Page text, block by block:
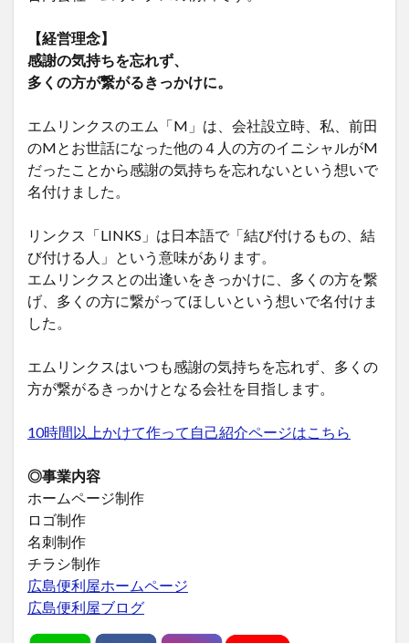
【経営理念】
感謝の気持ちを忘れず、
多くの方が繋がるきっかけに。
エムリンクスのエム「M」は、会社設立時、私、前田
のMとお世話になった他の４人の方のイニシャルがM
だったことから感謝の気持ちを忘れないという想いで
名付けました。
リンクス「LINKS」は日本語で「結び付けるもの、結
び付ける人」という意味があります。
エムリンクスとの出逢いをきっかけに、多くの方を繋
げ、多くの方に繋がってほしいという想いで名付けま
した。
エムリンクスはいつも感謝の気持ちを忘れず、多くの
方が繋がるきっかけとなる会社を目指します。
10時間以上かけて作って自己紹介ページはこちら
◎事業内容
ホームページ制作
ロゴ制作
名刺制作
チラシ制作
広島便利屋ホームページ
広島便利屋ブログ